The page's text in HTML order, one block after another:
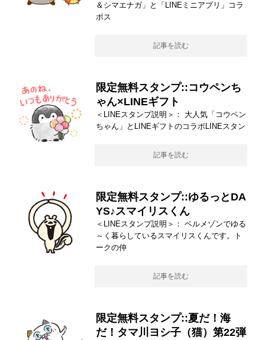
＆シマエナガ」と「LINEミニアプリ」コラ
ボス
記事を読む
限定無料スタンプ::コウペンち
ゃん×LINEギフト
＜LINEスタンプ説明＞： 大人気「コウペン
ちゃん」とLINEギフトのコラボLINEスタン
記事を読む
限定無料スタンプ::ゆるっとDA
YS♪スマイリスくん
＜LINEスタンプ説明＞： ベルメゾンでゆる
～く暮らしているスマイリスくんです。ト
ークの仲
記事を読む
限定無料スタンプ::夏だ！海
だ！タマ川ヨシ子（猫）第22弾